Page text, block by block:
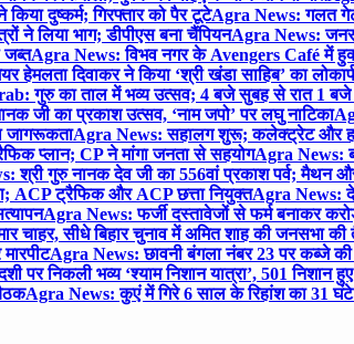
दुष्कर्म; गिरफ्तार को पैर टूटेAgra News: गलत
ने लिया भाग; डीपीएस बना चैंपियनAgra News:
जब्तAgra News: विभव नगर के Avengers Café में
हेमलता दिवाकर ने किया ‘श्री खंडा साहिब’ का
गुरु का ताल में भव्य उत्सव; 4 बजे सुबह से रात 1
जी का प्रकाश उत्सव, ‘नाम जपो’ पर लघु नाटिका
जागरूकताAgra News: सहालग शुरू; कलेक्ट्रेट और
प्लान; CP ने मांगा जनता से सहयोगAgra News:
श्री गुरु नानक देव जी का 556वां प्रकाश पर्व; मैथन और
ACP ट्रैफिक और ACP छत्ता नियुक्तAgra News:
Agra News: फर्जी दस्तावेजों से फर्म बनाकर
चाहर, सीधे बिहार चुनाव में अमित शाह की जनसभा की
Agra News: छावनी बंगला नंबर 23 पर कब्जे
पर निकली भव्य ‘श्याम निशान यात्रा’, 501 निशान
Agra News: कुएं में गिरे 6 साल के रिहांश का 31 घंटे